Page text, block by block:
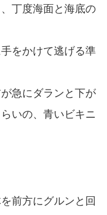
丁度海面と海底の
をかけて逃げる準
急にダランと下が
いの、青いビキニ
前方にグルンと回